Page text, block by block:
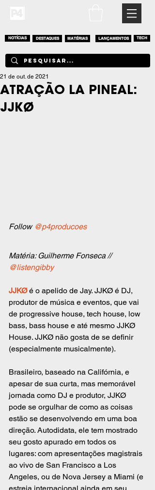
NOTÍCIAS DESTAQUES MATÉRIAS LANÇAMENTOS TECH
ATRAÇÃO LA PINEAL:
JJKØ
21 de out. de 2021
Follow @p4producoes
Matéria: Guilherme Fonseca //
@listengibby
JJKØ é o apelido de Jay. JJKØ é DJ,
produtor de música e eventos, que vai
de progressive house, tech house, low
bass, bass house e até mesmo JJKØ
House. JJKØ não gosta de se definir
(especialmente musicalmente).
Brasileiro, baseado na Califórnia, e
apesar de sua curta, mas memorável
jornada como DJ e produtor, JJKØ
pode se orgulhar de como as coisas
estão se desenvolvendo em uma boa
direção. Autodidata, ele tem mostrado
seu gosto apurado em todos os
lugares: com apresentações magistrais
ao vivo de San Francisco a Los
Angeles, ou de Nova Jersey a Miami (e